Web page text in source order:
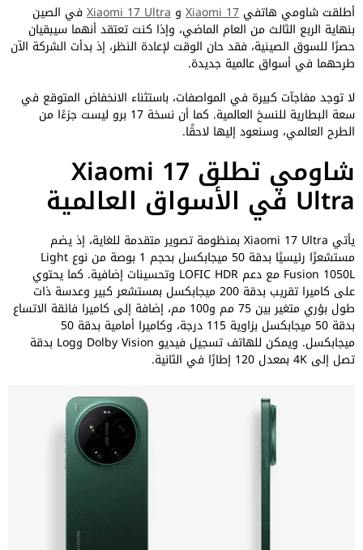
أطلقت شاومي هاتفي Xiaomi 17 و Xiaomi 17 Ultra في الصين
بنهاية الربع الثالث من العام الماضي، وإذا كنت تعتقد أنهما سيبقيان
حصرًا للسوق الصينية، فقد حان الوقت لإعادة النظر، إذ بدأت الشركة الآن
طرحهما في أسواق عالمية جديدة.
لا توجد مفاجآت كبيرة في المواصفات، باستثناء الانخفاض المتوقع في
سعة البطارية للنسخ العالمية. كما أن نسخة 17 برو ليست جزءًا من
الطرح العالمي، وسنعود إليها لاحقًا.
شاومي تطلق Xiaomi 17
Ultra في الأسواق العالمية
يأتي Xiaomi 17 Ultra بمنظومة تصوير متقدمة للغاية، إذ يضم
مستشعرًا رئيسيًا بدقة 50 ميجابكسل بحجم 1 بوصة من نوع Light
Fusion 1050L مع دعم LOFIC HDR وتحسينات إضافية. كما يحتوي
على كاميرا تقريب بدقة 200 ميجابكسل بمستشعر كبير وعدسة ذات
طول بؤري متغير بين 75 مم و100 مم، إضافة إلى كاميرا فائقة الاتساع
بدقة 50 ميجابكسل بزاوية 115 درجة، وكاميرا أمامية بدقة 50
ميجابكسل. ويمكن للهاتف تسجيل فيديو Dolby Vision وLog بدقة
تصل إلى 4K بمعدل 120 إطارًا في الثانية.